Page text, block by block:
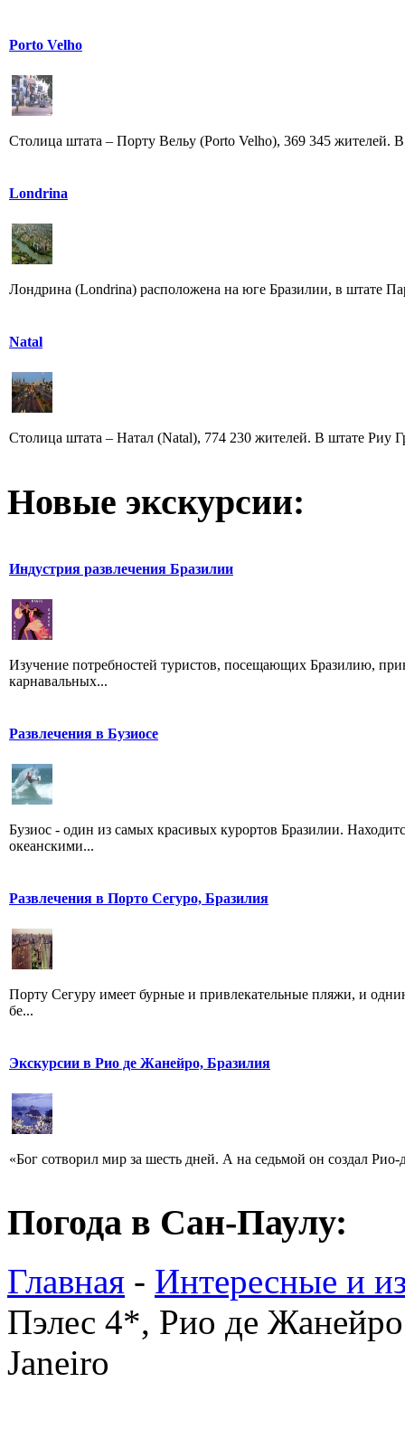
Porto Velho
Столица штата – Порту Вельу (Porto Velho), 369 345 жителей.
Londrina
Лондрина (Londrina) расположена на юге Бразилии, в штате
Natal
Столица штата – Натал (Natal), 774 230 жителей. В штате Риу
Новые экскурсии:
Индустрия развлечения Бразилии
Изучение потребностей туристов, посещающих Бразилию,
карнавальных...
Развлечения в Бузиосе
Бузиос - один из самых красивых курортов Бразилии.
океанскими...
Развлечения в Порто Сегуро, Бразилия
Порту Сегуру имеет бурные и привлекательные пляжи, и
бе...
Экскурсии в Рио де Жанейро, Бразилия
«Бог сотворил мир за шесть дней. А на седьмой он создал
Погода в Сан-Паулу:
Главная - Интересные и
Пэлес 4*, Рио де
Janeiro